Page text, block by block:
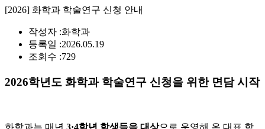
[2026] 화학과 학술연구 신청 안내
작성자 :화학과
등록일 :2026.05.19
조회수 :729
2026학년도 화학과 학술연구 신청을 위한 면담 시작
화학과는 매년 3·4학년 학생들을 대상으로 운영해 온 대표 학